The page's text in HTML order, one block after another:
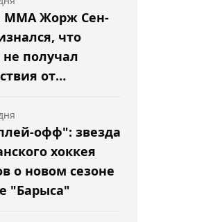
ММА Жорж Сен-
что
не получал
от
офф": звезда
хоккея
о новом сезоне
"Барыса"